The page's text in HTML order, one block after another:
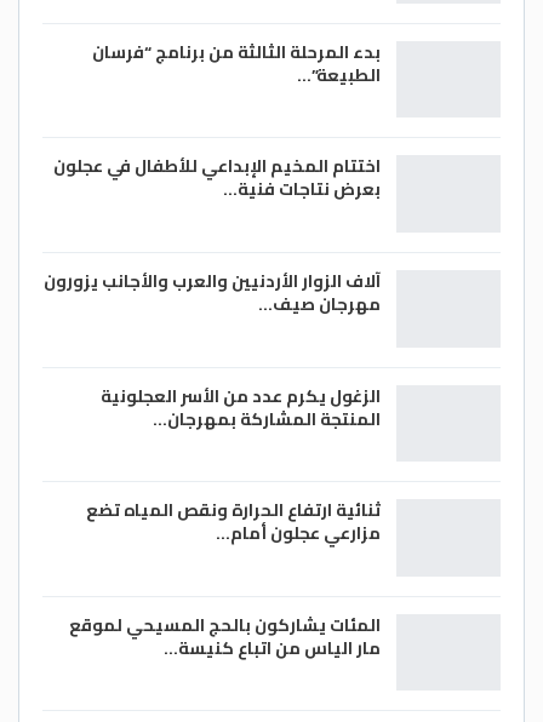
بدء المرحلة الثالثة من برنامج “فرسان
الطبيعة”…
اختتام المخيم الإبداعي للأطفال في عجلون
بعرض نتاجات فنية…
آلاف الزوار الأردنيين والعرب والأجانب يزورون
مهرجان صيف…
الزغول يكرم عدد من الأسر العجلونية
المنتجة المشاركة بمهرجان…
ثنائية ارتفاع الحرارة ونقص المياه تضع
مزارعي عجلون أمام…
المئات يشاركون بالحج المسيحي لموقع
مار الياس من اتباع كنيسة…